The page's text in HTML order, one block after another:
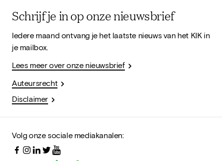
Schrijf je in op onze nieuwsbrief
Iedere maand ontvang je het laatste nieuws van het KIK in
je mailbox.
Lees meer over onze nieuwsbrief
Auteursrecht
Disclaimer
Volg onze sociale mediakanalen: